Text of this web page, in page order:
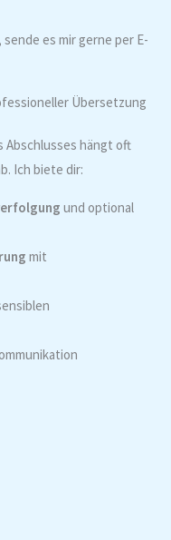
es mir gerne per E-
Übersetzung
Abschlusses hängt oft
Ich biete dir:
und optional
mit